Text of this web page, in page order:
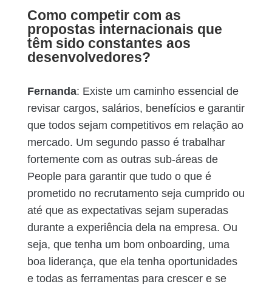
Como competir com as
propostas internacionais que
têm sido constantes aos
desenvolvedores?
Fernanda: Existe um caminho essencial de
revisar cargos, salários, benefícios e garantir
que todos sejam competitivos em relação ao
mercado. Um segundo passo é trabalhar
fortemente com as outras sub-áreas de
People para garantir que tudo o que é
prometido no recrutamento seja cumprido ou
até que as expectativas sejam superadas
durante a experiência dela na empresa. Ou
seja, que tenha um bom onboarding, uma
boa liderança, que ela tenha oportunidades
e todas as ferramentas para crescer e se